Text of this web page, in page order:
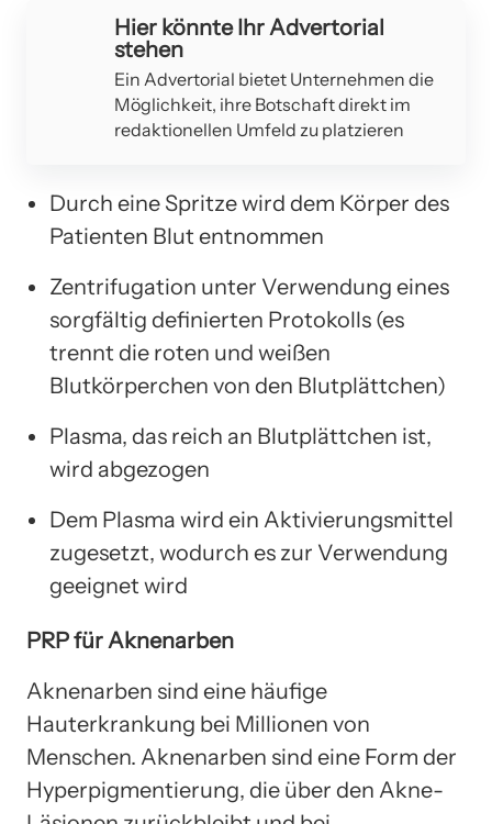
Hier könnte Ihr Advertorial
stehen
Ein Advertorial bietet Unternehmen die
Möglichkeit, ihre Botschaft direkt im
redaktionellen Umfeld zu platzieren
Durch eine Spritze wird dem Körper des
Patienten Blut entnommen
Zentrifugation unter Verwendung eines
sorgfältig definierten Protokolls (es
trennt die roten und weißen
Blutkörperchen von den Blutplättchen)
Plasma, das reich an Blutplättchen ist,
wird abgezogen
Dem Plasma wird ein Aktivierungsmittel
zugesetzt, wodurch es zur Verwendung
geeignet wird
PRP für Aknenarben
Aknenarben sind eine häufige
Hauterkrankung bei Millionen von
Menschen. Aknenarben sind eine Form der
Hyperpigmentierung, die über den Akne-